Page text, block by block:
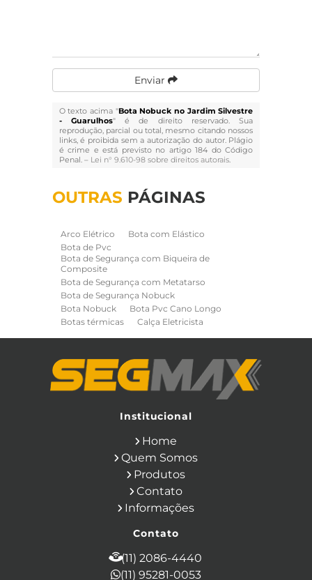
Enviar
O texto acima "Bota Nobuck no Jardim Silvestre
- Guarulhos" é de direito reservado. Sua
reprodução, parcial ou total, mesmo citando nossos
links, é proibida sem a autorização do autor. Plágio
é crime e está previsto no artigo 184 do Código
Penal. – Lei n° 9.610-98 sobre direitos autorais.
OUTRAS PÁGINAS
Arco Elétrico
Bota com Elástico
Bota de Pvc
Bota de Segurança com Biqueira de
Composite
Bota de Segurança com Metatarso
Bota de Segurança Nobuck
Bota Nobuck
Bota Pvc Cano Longo
Botas térmicas
Calça Eletricista
Capa de Chuva
Cinto de Segurança para Eletricista
Cinto de Seguranca Paraquedista
Cone de Sinalização
Equipamentos de Construcao Civil
Ferramentas Eletricas
Ferramentas Isoladas
Ferramentas Manuais para Construção
Filtro para Respirador
Japona Térmica para Câmara Fria
Luva de Cobertura
Luva Isolante
Luvas para Produtos Químicos
Macacão Contra Agentes Químicos
Institucional
Home
Quem Somos
Produtos
Contato
Informações
Contato
(11) 2086-4440
(11) 95281-0053